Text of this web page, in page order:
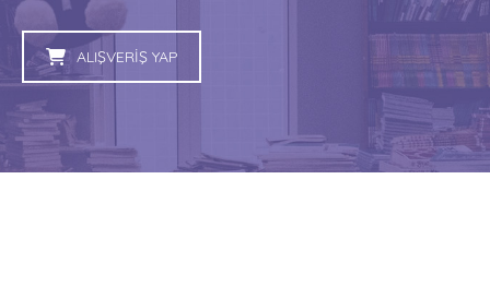
ALIŞVERİŞ YAP